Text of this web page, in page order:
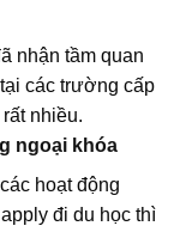
nhận tầm quan
các trường cấp
nhiều.
ngoại khóa
hoạt động
đi du học thì